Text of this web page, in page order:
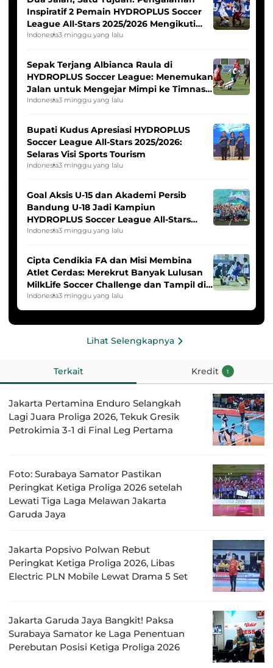
Inspiratif 2 Pemain HYDROPLUS Soccer
League All-Stars 2025/2026 Mengikuti
Seleksi Timnas Indonesia Putri
Indonesia3 minggu yang lalu
Sepak Terjang Albianca Raula di
HYDROPLUS Soccer League: Menemukan
Jalan untuk Mengejar Mimpi ke Timnas
Indonesia Putri
Indonesia3 minggu yang lalu
Bupati Kudus Apresiasi HYDROPLUS
Soccer League All-Stars 2025/2026:
Selaras Visi Sports Tourism
Indonesia3 minggu yang lalu
Goal Aksis U-15 dan Akademi Persib
Bandung U-18 Jadi Kampiun
HYDROPLUS Soccer League All-Stars
2025/2026
Indonesia3 minggu yang lalu
Cipta Cendikia FA dan Misi Membina
Atlet Cerdas: Merekrut Banyak Lulusan
MilkLife Soccer Challenge dan Tampil di
HYDROPLUS Soccer League
Indonesia3 minggu yang lalu
Lihat Selengkapnya
Terkait Kredit 1
Jakarta Pertamina Enduro Selangkah
Lagi Juara Proliga 2026, Tekuk Gresik
Petrokimia 3-1 di Final Leg Pertama
Foto: Surabaya Samator Pastikan
Peringkat Ketiga Proliga 2026 setelah
Lewati Tiga Laga Melawan Jakarta
Garuda Jaya
Jakarta Popsivo Polwan Rebut
Peringkat Ketiga Proliga 2026, Libas
Electric PLN Mobile Lewat Drama 5 Set
Jakarta Garuda Jaya Bangkit! Paksa
Surabaya Samator ke Laga Penentuan
Perebutan Posisi Ketiga Proliga 2026